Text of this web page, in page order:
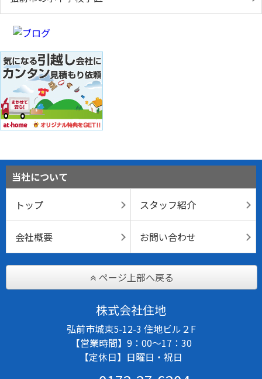
当社について
トップ
スタッフ紹介
会社概要 お問い合わせ
ページ上部へ戻る
株式会社住地
弘前市城東5-12-3 住地ビル２F
【営業時間】9：00～17：30
【定休日】日曜日・祝日